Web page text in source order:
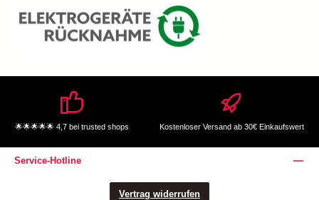
🌟🌟🌟🌟🌟 4,7 bei trusted shops Kostenloser Versand ab 30€ Einkaufswert
Service-Hotline
Vertrag widerrufen